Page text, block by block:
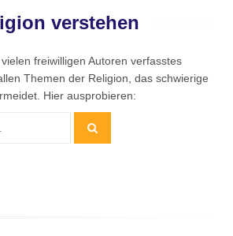
verstehen
freiwilligen Autoren verfasstes
Themen der Religion, das schwierige
Hier ausprobieren: